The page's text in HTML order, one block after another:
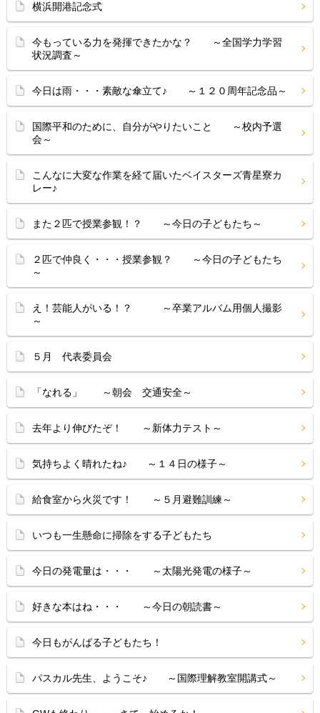
横浜開港記念式
今もっている力を発揮できたかな？ ～全国学力学習
状況調査～
今日は雨・・・素敵な傘立て♪ ～１２０周年記念品～
国際平和のために、自分がやりたいこと ～校内予選
会～
こんなに大変な作業を経て届いたベイスターズ青星寮カ
レー♪
また２匹で授業参観！？ ～今日の子どもたち～
２匹で仲良く・・・授業参観？ ～今日の子どもたち
～
え！芸能人がいる！？ ～卒業アルバム用個人撮影
～
５月 代表委員会
「なれる」 ～朝会 交通安全～
去年より伸びたぞ！ ～新体力テスト～
気持ちよく晴れたね♪ ～１４日の様子～
給食室から火災です！ ～５月避難訓練～
いつも一生懸命に掃除をする子どもたち
今日の発電量は・・・ ～太陽光発電の様子～
好きな本はね・・・ ～今日の朝読書～
今日もがんばる子どもたち！
パスカル先生、ようこそ♪ ～国際理解教室開講式～